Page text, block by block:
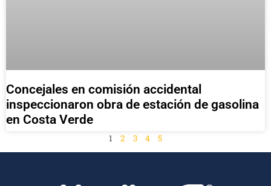
Concejales en comisión accidental
inspeccionaron obra de estación de gasolina
en Costa Verde
1 2 3 4 5